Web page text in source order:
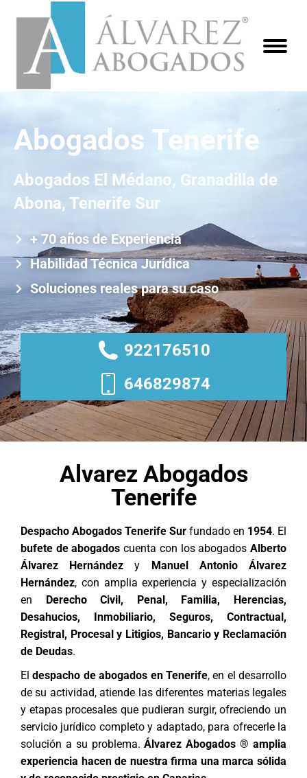
Abogados Tenerife
Abogados El Médano, Granadilla de
Abona, Tenerife Sur
+ 70 años de Experiencia
Habilidad Técnica Jurídica
Soluciones reales para su caso
922176510
646829874
Alvarez Abogados
Tenerife
Despacho Abogados Tenerife Sur fundado en 1954. El
bufete de abogados cuenta con los abogadosAlberto
Álvarez Hernández y Manuel Antonio Álvarez
Hernández, con amplia experiencia y especialización
en Derecho Civil, Penal, Familia, Herencias,
Desahucios, Inmobiliario, Seguros, Contractual,
Registral, Procesal y Litigios, Bancario y Reclamación
de Deudas.
Eldespacho de abogados en Tenerife, en el desarrollo
de su actividad, atiende las diferentes materias legales
y etapas procesales que pudieran surgir, ofreciendo un
servicio jurídico completo y adaptado, para ofrecerle la
solución a su problema.Álvarez Abogados ® amplia
experiencia hacen de nuestra firma una marca sólida